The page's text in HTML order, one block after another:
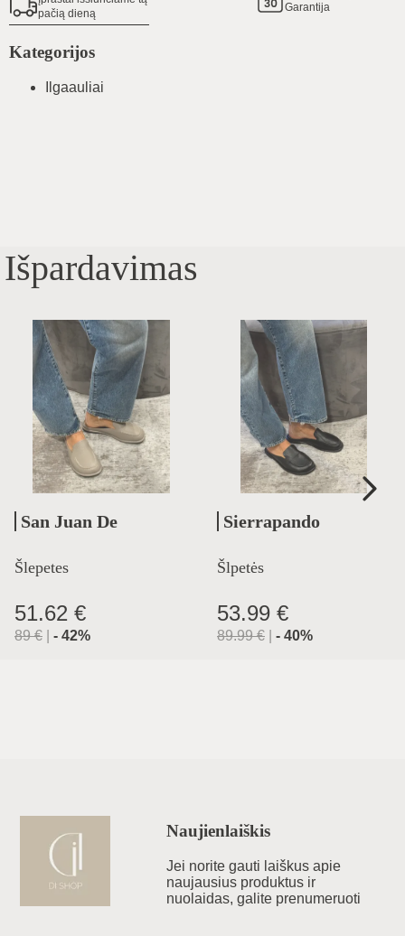
pačią dieną
Garantija
Kategorijos
Ilgaauliai
Išpardavimas
San Juan De
Šlepetes
51.62 €
89€ - 42%
Sierrapando
Šlpetės
53.99 €
89.99€ - 40%
Naujienlaiškis
Jei norite gauti laiškus apie
naujausius produktus ir
nuolaidas, galite prenumeruoti